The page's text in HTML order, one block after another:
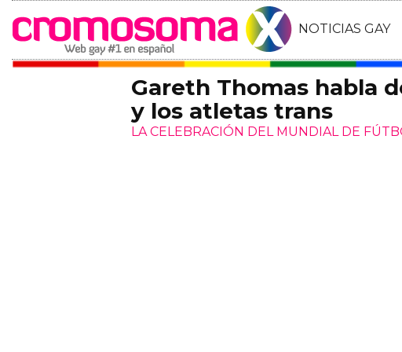
NOTICIAS GAY
Gareth Thomas habla
y los atletas trans
LA CELEBRACIÓN DEL MUNDIAL DE